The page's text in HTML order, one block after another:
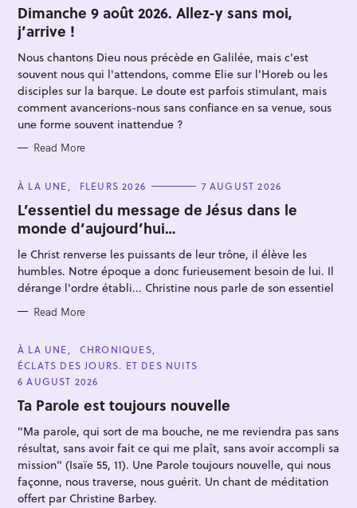
T
E
G
O
R
I
E
S
Dimanche 9 août 2026. Allez-y sans moi,
j’arrive !
Nous chantons Dieu nous précède en Galilée, mais c'est
souvent nous qui l'attendons, comme Elie sur l'Horeb ou les
disciples sur la barque. Le doute est parfois stimulant, mais
comment avancerions-nous sans confiance en sa venue, sous
une forme souvent inattendue ?
Read More
C
T
E
G
O
R
I
E
S
À LA UNE FLEURS 2026 7 AUGUST 2026
L’essentiel du message de Jésus dans le
monde d’aujourd’hui…
le Christ renverse les puissants de leur trône, il élève les
humbles. Notre époque a donc furieusement besoin de lui. Il
dérange l'ordre établi... Christine nous parle de son essentiel
Read More
C
A
T
E
O
R
E
À LA UNE
CHRONIQUES
ÉCLATS DES JOURS. ET DES NUITS
6 AUGUST 2026
Ta Parole est toujours nouvelle
"Ma parole, qui sort de ma bouche, ne me reviendra pas sans
résultat, sans avoir fait ce qui me plaît, sans avoir accompli sa
mission" (Isaïe 55, 11). Une Parole toujours nouvelle, qui nous
façonne, nous traverse, nous guérit. Un chant de méditation
offert par Christine Barbey.
S
e
a
r
c
h
f
r
: